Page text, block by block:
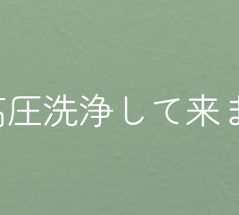
洗浄して来